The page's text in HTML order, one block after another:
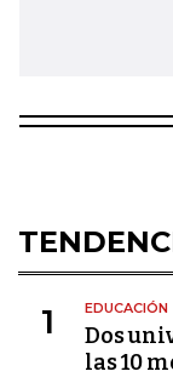
1 EDUCACIÓN
Dos
las 10